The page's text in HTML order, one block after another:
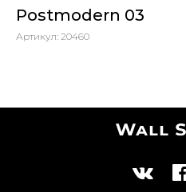
Postmodern 03
Артикул: 20460